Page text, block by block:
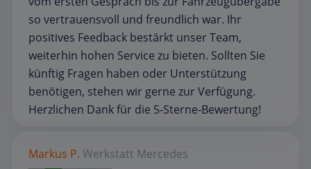
so vertrauensvoll und freundlich war. Ihr
positives Feedback bestärkt unser Team,
weiterhin hohen Service zu bieten. Sollten Sie
künftig Fragen haben oder Unterstützung
benötigen, stehen wir gerne zur Verfügung.
Herzlichen Dank für die 5‑Sterne‑Bewertung!
Markus P. Werkstatt Mercedes